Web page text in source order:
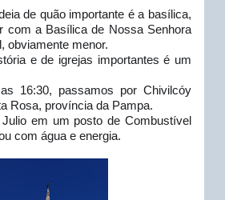
de quão importante é a basílica,
com a Basílica de Nossa Senhora
obviamente menor.
e de igrejas importantes é um
16:30, passamos por Chivilcóy
Rosa, província da Pampa.
em um posto de Combustível
com água e energia.